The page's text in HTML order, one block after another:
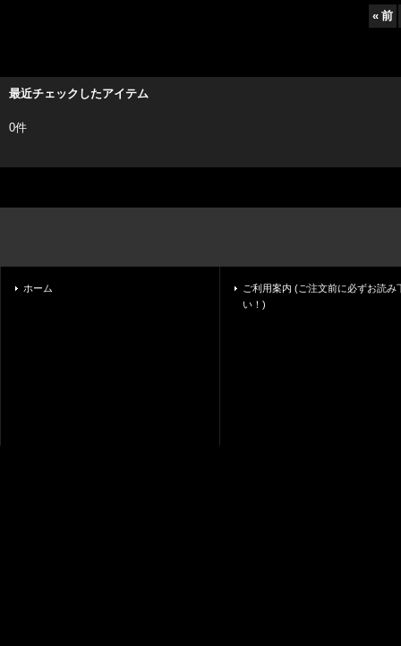
« 前
最近チェックしたアイテム
0件
ホーム
ご利用案内 (ご注文前に必ずお読み
い！)